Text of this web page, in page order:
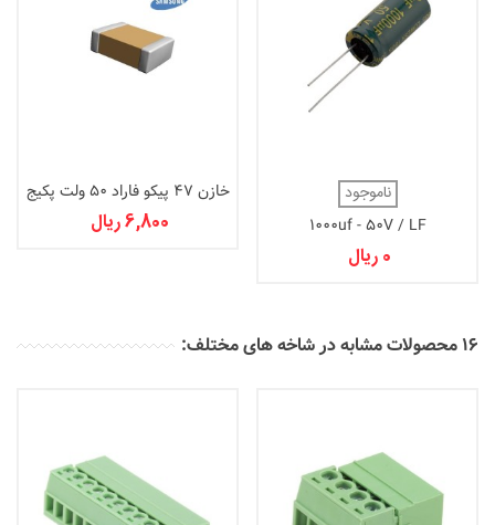
ناموجود
1000uf - 50V / LF
0 ریال
خازن 47 پیکو فاراد 50 ولت پکیج
0603
6,800 ریال
16 محصولات مشابه در شاخه های مختلف: